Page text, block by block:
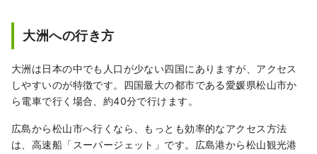
大洲への行き方
大洲は日本の中でも人口が少ない四国にありますが、アクセス
しやすいのが特徴です。四国最大の都市である愛媛県松山市か
ら電車で行く場合、約40分で行けます。
広島から松山市へ行くなら、もっとも効率的なアクセス方法
は、高速船「スーパージェット」です。広島港から松山観光港